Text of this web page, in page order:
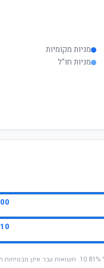
מניות מקומיות
מניות חו"ל
₪
10 שנים
* החישוב מבוסס על תשואה שנתית ממוצעת של 10.81%. תשואות עבר